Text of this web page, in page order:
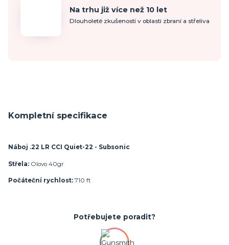
Na trhu již více než 10 let
Dlouholeté zkušenosti v oblasti zbraní a střeliva
Kompletní specifikace
Náboj .22 LR CCI Quiet-22 - Subsonic
Střela: Olovo 40gr
Počáteční rychlost: 710 ft
Potřebujete poradit?